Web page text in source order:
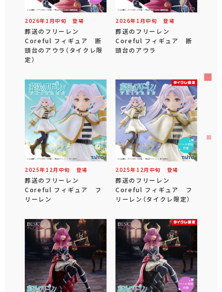
2026年 1 月中旬 登場
葬送のフリーレン
Coreful フィギュア 断
頭台のアウラ（タイクレ限
定）
2026年 1 月中旬 登場
葬送のフリーレン
Coreful フィギュア 断
頭台のアウラ
2025年 12 月 中旬 登場
葬送のフリーレン
Coreful フィギュア フ
リーレン
2025年 12 月 中旬 登場
葬送のフリーレン
Coreful フィギュア フ
リーレン（タイクレ限定）